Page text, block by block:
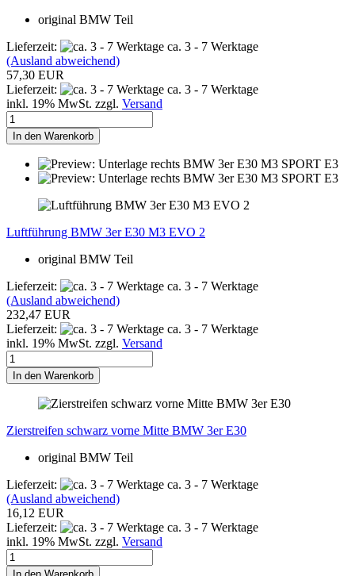
original BMW Teil
Lieferzeit:
ca. 3 - 7 Werktage
(Ausland abweichend)
57,30 EUR
Lieferzeit:
ca. 3 - 7 Werktage
inkl. 19% MwSt. zzgl. Versand
In den Warenkorb
Luftführung BMW 3er E30 M3 EVO 2
original BMW Teil
Lieferzeit:
ca. 3 - 7 Werktage
(Ausland abweichend)
232,47 EUR
Lieferzeit:
ca. 3 - 7 Werktage
inkl. 19% MwSt. zzgl. Versand
In den Warenkorb
Zierstreifen schwarz vorne Mitte BMW 3er E30
original BMW Teil
Lieferzeit:
ca. 3 - 7 Werktage
(Ausland abweichend)
16,12 EUR
Lieferzeit:
ca. 3 - 7 Werktage
inkl. 19% MwSt. zzgl. Versand